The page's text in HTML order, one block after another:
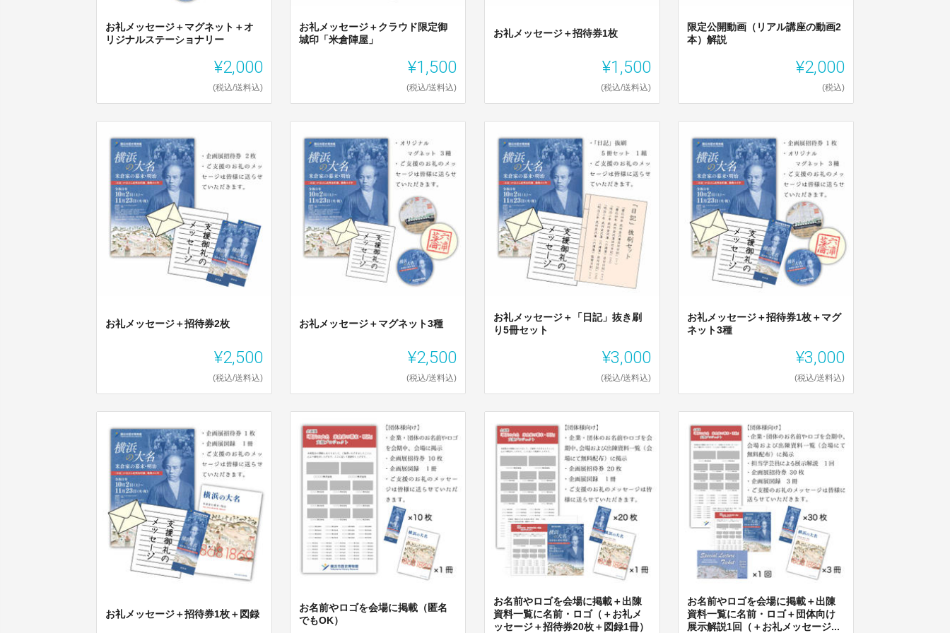
お礼メッセージ＋マグネット＋オ
リジナルステーショナリー
¥2,000
(税込/送料込)
お礼メッセージ＋クラウド限定御
城印「米倉陣屋」
¥1,500
(税込/送料込)
お礼メッセージ＋招待券1枚
¥1,500
(税込/送料込)
限定公開動画（リアル講座の動画2
本）解説
¥2,000
(税込)
お礼メッセージ＋招待券2枚
¥2,500
(税込/送料込)
お礼メッセージ＋マグネット3種
¥2,500
(税込/送料込)
お礼メッセージ＋「日記」抜き刷
り5冊セット
¥3,000
(税込/送料込)
お礼メッセージ＋招待券1枚＋マグ
ネット3種
¥3,000
(税込/送料込)
お礼メッセージ＋招待券1枚＋図録
お名前やロゴを会場に掲載（匿名
でもOK）
お名前やロゴを会場に掲載＋出陳
資料一覧に名前・ロゴ（＋お礼メ
ッセージ＋招待券20枚＋図録1冊）
お名前やロゴを会場に掲載＋出陳
資料一覧に名前・ロゴ＋団体向け
展示解説1回（＋お礼メッセージ...